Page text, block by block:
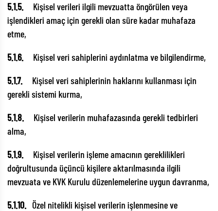
5.1.5. Kişisel verileri ilgili mevzuatta öngörülen veya
işlendikleri amaç için gerekli olan süre kadar muhafaza
etme,
5.1.6. Kişisel veri sahiplerini aydınlatma ve bilgilendirme,
5.1.7. Kişisel veri sahiplerinin haklarını kullanması için
gerekli sistemi kurma,
5.1.8. Kişisel verilerin muhafazasında gerekli tedbirleri
alma,
5.1.9. Kişisel verilerin işleme amacının gereklilikleri
doğrultusunda üçüncü kişilere aktarılmasında ilgili
mevzuata ve KVK Kurulu düzenlemelerine uygun davranma,
5.1.10. Özel nitelikli kişisel verilerin işlenmesine ve